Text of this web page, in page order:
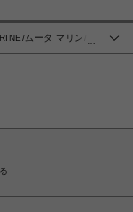
…
ムータ マリン/別